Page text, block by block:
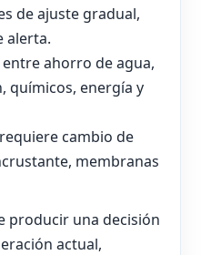
de ajuste gradual,
alerta.
ahorro de agua,
químicos, energía y
cambio de
membranas
producir una decisión
actual,